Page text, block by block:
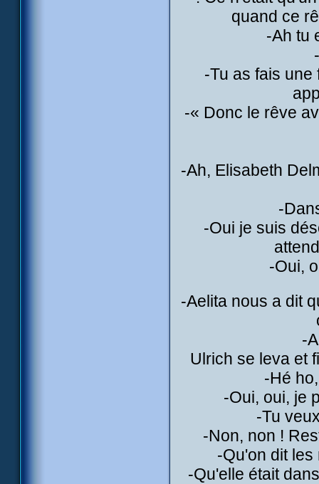
quand ce
-Ah tu
-Tu as fais
-« Donc le rêve
-Ah, Elisabeth
-
-Oui je suis
-Oui,
-Aelita nous a dit
-
Ulrich se leva et
-Hé
-Oui, oui, je
-Tu
-Non, non !
-Qu'on dit
-Qu'elle était